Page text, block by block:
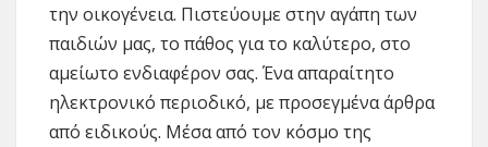
την οικογένεια. Πιστεύουμε στην αγάπη των
παιδιών μας, το πάθος για το καλύτερο, στο
αμείωτο ενδιαφέρον σας. Ένα απαραίτητο
ηλεκτρονικό περιοδικό, με προσεγμένα άρθρα
από ειδικούς. Μέσα από τον κόσμο της